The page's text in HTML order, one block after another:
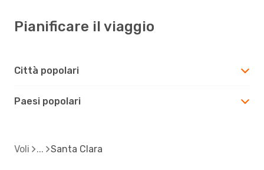
Pianificare il viaggio
Città popolari
Paesi popolari
Voli Santa Clara